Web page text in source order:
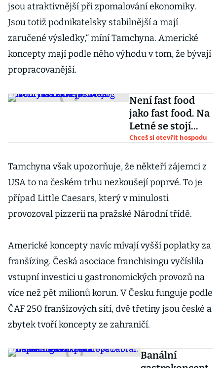
jsou atraktivnější při zpomalování ekonomiky.
Jsou totiž podnikatelsky stabilnější a mají
zaručené výsledky,“ míní Tamchyna. Americké
koncepty mají podle něho výhodu v tom, že bývají
propracovanější.
Není fast food
jako fast food. Na
Letné se stojí
fronty na skvělý
Chceš si otevřít hospodu
Tamchyna však upozorňuje, že někteří zájemci z
USA to na českém trhu nezkoušejí poprvé. To je
případ Little Caesars, který v minulosti
provozoval pizzerii na pražské Národní třídě.
Americké koncepty navíc mívají vyšší poplatky za
franšízing. Česká asociace franchisingu vyčíslila
vstupní investici u gastronomických provozů na
více než pět milionů korun. V Česku funguje podle
ČAF 250 franšízových sítí, dvě třetiny jsou české a
zbytek tvoří koncepty ze zahraničí.
Banální